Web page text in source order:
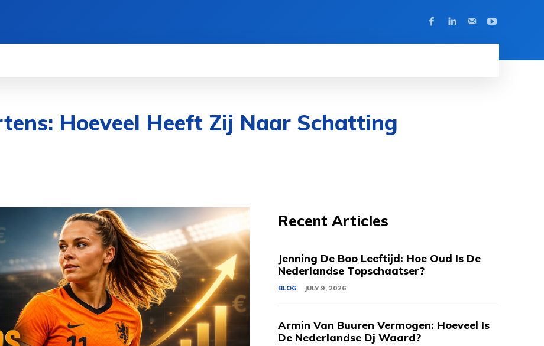
Hoeveel Heeft Zij Naar Schatting
Recent Articles
Jenning De Boo Leeftijd: Hoe Oud Is De
Nederlandse Topschaatser?
BLOG JULY 9, 2026
Armin Van Buuren Vermogen: Hoeveel Is
De Nederlandse Dj Waard?